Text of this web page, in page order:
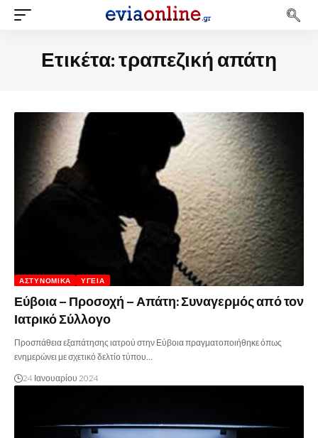
Ετικέτα:τραπεζική απάτη
ΑΣΤΥΝΟΜΙΚΆ ΥΓΕΊΑ
Εύβοια – Προσοχή – Απάτη: Συναγερμός από τον
Ιατρικό Σύλλογο
Προσπάθεια εξαπάτησης ιατρού στην Εύβοια πραγματοποιήθηκε όπως
ενημερώνει με σχετικό δελτίο τύπου…
24 Ιανουαρίου 2024